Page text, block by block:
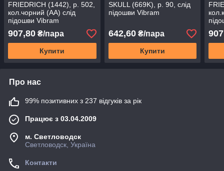
FRIEDRICH (1442), р. 502,
кол.чорний (AA) слід
підошви Vibram
907,80 ₴/пара
Купити
SKULL (669K), р. 90, слід
підошви Vibram
642,60₴/пара
Купити
Про нас
99% позитивних з 237 відгуків за рік
Працює з 03.04.2009
м. Светловодск
Светловодск, Україна
Контакти